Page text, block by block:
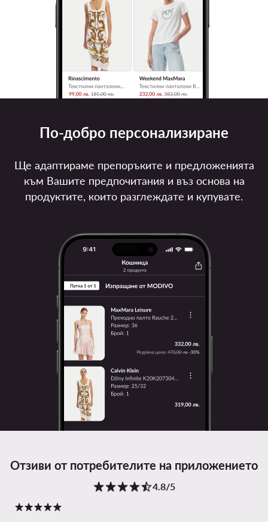
Отзиви от потребителите на приложението
4.8/5
По-добро персонализиране
Ще адаптираме препоръките и предложенията
към Вашите предпочитания и въз основа на
продуктите, които разглеждате и купувате.